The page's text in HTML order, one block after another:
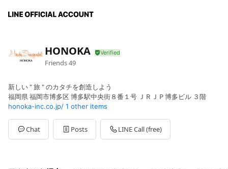
HONOKA
Friends49
新しい " 旅 " のカタチを創造しよう
福岡県 福岡市博多区 博多駅中央街８番１号 ＪＲＪＰ博多ビル ３階
honoka-inc.co.jp/ 1 other items
Chat Posts LINE Call (free)